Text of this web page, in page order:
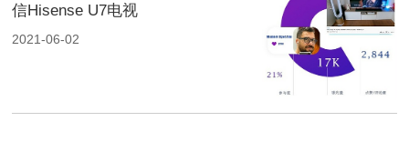
信Hisense U7电视
2021-06-02